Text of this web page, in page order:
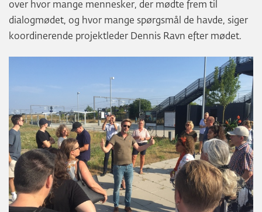
over hvor mange mennesker, der mødte frem til
dialogmødet, og hvor mange spørgsmål de havde, siger
koordinerende projektleder Dennis Ravn efter mødet.